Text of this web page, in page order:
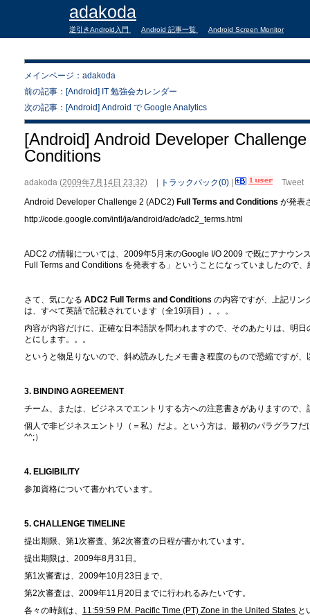
adakoda
逆引きAndroid入門 Android 記事一覧 Android Screen Monitor
メインページ：adakoda
前の記事：[Android] IT 勉強会カレンダー
次の記事：[Android] Android で Google Analytics
[Android] Android Developer
Conditions
adakoda (2009年7月14日 23:32) トラックバック(0)
Tweet
Android Developer Challenge 2 (ADC2) Full Terms and Conditions が発表
http://code.google.com/intl/ja/android/adc/adc2_terms.html
ADC2 の情報については、2009年5月末のGoogle I/O 2009 で既にアナウン
Full Terms and Conditions を発表する」ということになっていましたので
さて、気になる ADC2 Full Terms and Conditions の内容ですが、上記リン
は、すべて英語で記載されています（全19項目）。。。
内容が内容だけに、正確な日本語訳を問われますので、そのあたりは、明
とにします。。。
というと物足りないので、斜め読みしたメモ書き程度のもので恐縮ですが
3. BINDING AGREEMENT
チーム、または、ビジネスでエントリする方への注意書きがありますので
個人で非ビジネスエントリ（＝私）だよ。という方は、最初のパラグラフ
^^;）
4. ELIGIBILITY
参加資格について書かれています。
5. CHALLENGE TIMELINE
提出期限、第1次審査、第2次審査の日程が書かれています。
提出期限は、2009年8月31日。
第1次審査は、2009年10月23日まで、
第2次審査は、2009年11月20日までに行われるみたいです。
各々の時刻は、 11:59:59 P.M. Pacific Time (PT) Zone in the United States と